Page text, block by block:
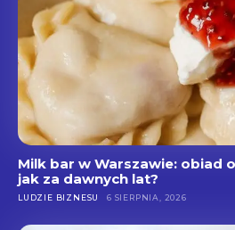
Milk bar w Warszawie: obiad
jak za dawnych lat?
LUDZIE BIZNESU 6 SIERPNIA, 2026